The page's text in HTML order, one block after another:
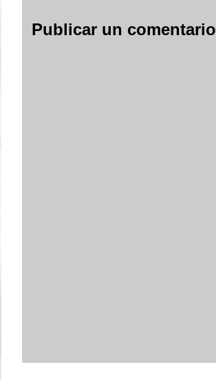
Publicar un comentario